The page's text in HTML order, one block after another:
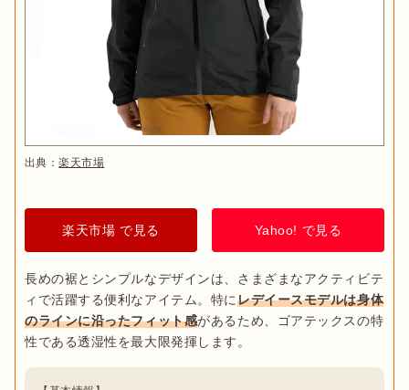
出典：楽天市場
楽天市場 で見る Yahoo! で見る
長めの裾とシンプルなデザインは、さまざまなアクティビテ
ィで活躍する便利なアイテム。特にレデイースモデルは身体
のラインに沿ったフィット感があるため、ゴアテックスの特